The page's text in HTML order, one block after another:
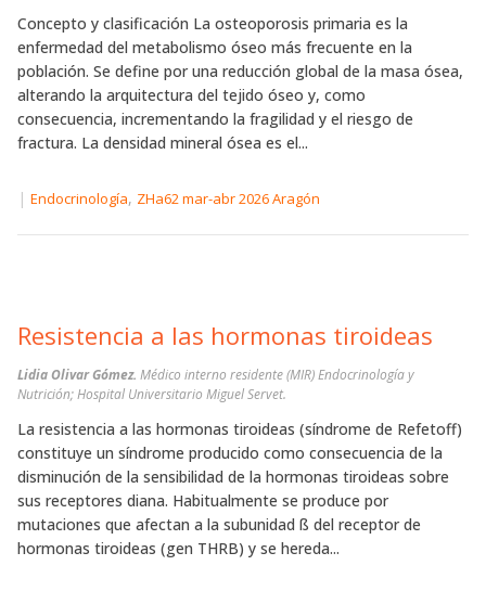
Concepto y clasificación La osteoporosis primaria es la
enfermedad del metabolismo óseo más frecuente en la
población. Se define por una reducción global de la masa ósea,
alterando la arquitectura del tejido óseo y, como
consecuencia, incrementando la fragilidad y el riesgo de
fractura. La densidad mineral ósea es el...
| Endocrinología, ZHa62 mar-abr 2026 Aragón
Resistencia a las hormonas tiroideas
Lidia Olivar Gómez. Médico interno residente (MIR) Endocrinología y
Nutrición; Hospital Universitario Miguel Servet.
La resistencia a las hormonas tiroideas (síndrome de Refetoff)
constituye un síndrome producido como consecuencia de la
disminución de la sensibilidad de la hormonas tiroideas sobre
sus receptores diana. Habitualmente se produce por
mutaciones que afectan a la subunidad ß del receptor de
hormonas tiroideas (gen THRB) y se hereda...